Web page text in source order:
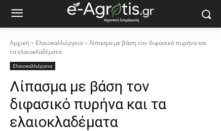
Αρχική Ελαιοκαλλιέργεια
Λίπασμα με βάση τον διφασικό πυρήνα και
τα ελαιοκλαδέματα
Ελαιοκαλλιέργεια
Λίπασμα με βάση τον
διφασικό πυρήνα και τα
ελαιοκλαδέματα